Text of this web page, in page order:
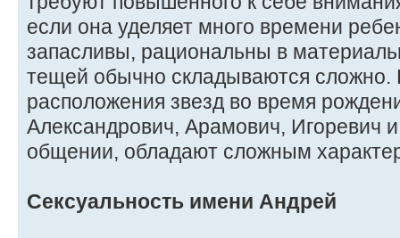
если она уделяет много времени
запасливы, рациональны в
тещей обычно складываются сложно.
расположения звезд во время
Александрович, Арамович, Игоревич
общении, обладают сложным
Сексуальность имени Андрей